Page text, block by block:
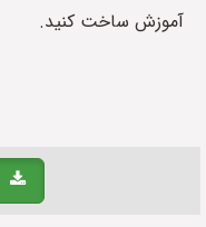
آموزش ساخت کنید.